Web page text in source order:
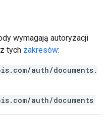
wymagają autoryzacji
tych zakresów:
auth/documents.
auth/documents